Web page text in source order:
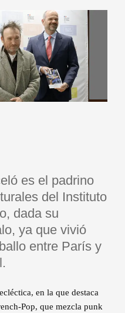
es el padrino
del Instituto
dada su
ya que vivió
entre París y
en la que destaca
Pop, que mezcla punk